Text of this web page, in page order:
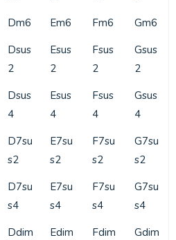
Dm6 Em6 Fm6
Gm6
Dsus
2
Esus
2
Fsus
2
Gsus
2
Dsus
4
Esus
4
Fsus
4
Gsus
4
D7su
s2
E7su
s2
F7su
s2
G7su
s2
D7su
s4
E7su
s4
F7su
s4
G7su
s4
Ddim Edim Fdim
Gdim